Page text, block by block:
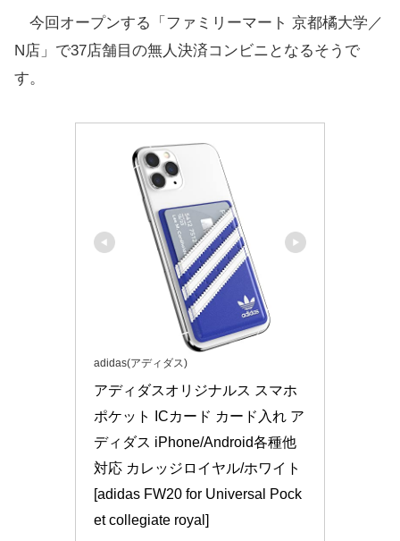
今回オープンする「ファミリーマート 京都橘大学／
N店」で37店舗目の無人決済コンビニとなるそうで
す。
adidas(アディダス)
アディダスオリジナルス スマホ
ポケット ICカード カード入れ ア
ディダス iPhone/Android各種他
対応 カレッジロイヤル/ホワイト
[adidas FW20 for Universal Pock
et collegiate royal]